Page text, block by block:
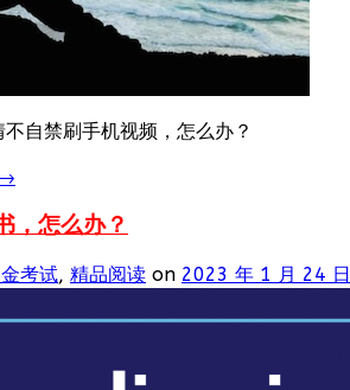
自禁刷手机视频，怎么办？
，怎么办？
考试, 精品阅读 on 2023 年 1 月 24 日